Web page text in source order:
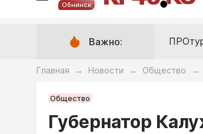
Обнинск
Важно:
Главная → Новости → Общество →
Общество
Губернатор